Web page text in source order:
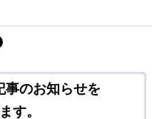
事のお知らせを
す。